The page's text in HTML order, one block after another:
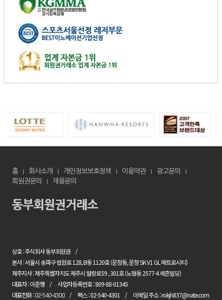
홈 회사소개 개인정보보호정책 이용약관
광고문의
회원권문의
채용문의
상호 : 주식회사 동부회원권
본사 : 서울시 송파구 법원로 128, B동 1120호 (문정동, 문정 SK V1 GL 메트로시티)
제주지사 : 제주특별자치도 제주시 월랑로59 , 301호 (노형동 2577-4 세흔빌딩)
대표자 : 이준행
사업자등록번호 : 809-88-01345
대표전화 :02-540-4300 팩스 : 02-540-4301 이메일 주소 : rokjh837@nate.com